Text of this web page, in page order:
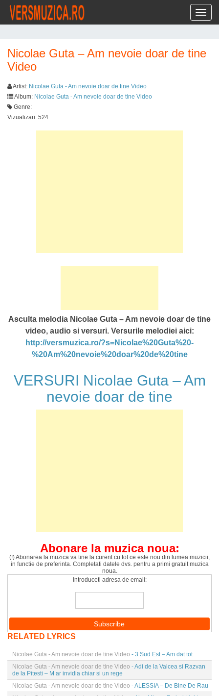
Nicolae Guta – Am nevoie doar de tine
Video
Artist: Nicolae Guta - Am nevoie doar de tine Video
Album: Nicolae Guta - Am nevoie doar de tine Video
Genre:
Vizualizari: 524
Asculta melodia Nicolae Guta – Am nevoie doar de tine
video, audio si versuri. Versurile melodiei aici:
http://versmuzica.ro/?s=Nicolae%20Guta%20-
%20Am%20nevoie%20doar%20de%20tine
VERSURI Nicolae Guta – Am
nevoie doar de tine
Abonare la muzica noua:
(!) Abonarea la muzica va tine la curent cu tot ce este nou din lumea muzicii,
in functie de preferinta. Completati datele dvs. pentru a primi gratuit muzica
noua.
Introduceti adresa de email:
RELATED LYRICS
Nicolae Guta - Am nevoie doar de tine Video - 3 Sud Est – Am dat tot
Nicolae Guta - Am nevoie doar de tine Video - Adi de la Valcea si Razvan
de la Pitesti – M ar invidia chiar si un rege
Nicolae Guta - Am nevoie doar de tine Video - ALESSIA – De Bine De Rau